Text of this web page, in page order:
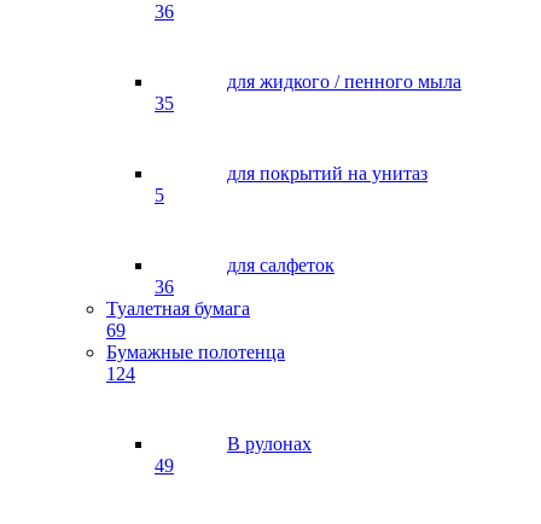
36
для жидкого / пенного мыла
35
для покрытий на унитаз
5
для салфеток
36
Туалетная бумага
69
Бумажные полотенца
124
В рулонах
49